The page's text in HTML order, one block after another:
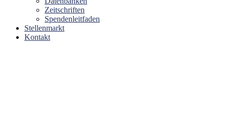
Zeitschriften
Spendenleitfaden
Stellenmarkt
Kontakt